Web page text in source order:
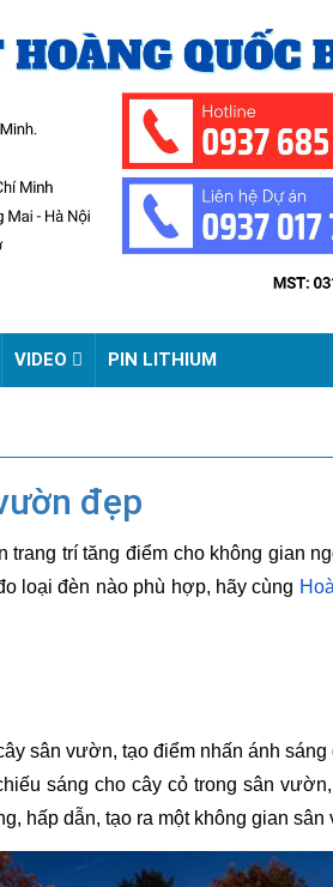
VIDEO PIN LITHIUM
đẹp
trí tăng điểm cho không gian
loại đèn nào phù hợp, hãy cùng
sân vườn, tạo điểm nhấn ánh
sáng cho cây cỏ trong sân
hấp dẫn, tạo ra một không gian